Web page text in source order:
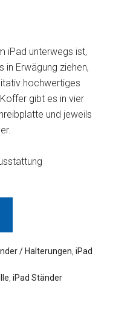
iPad unterwegs ist,
in Erwägung ziehen,
hochwertiges
gibt es in vier
und jeweils
/ Halterungen ,iPad
,iPad Ständer